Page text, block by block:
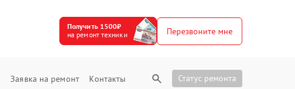
Получить 1500₽
на ремонт техники
Перезвоните мне
Заявка на ремонт Контакты Статус ремонта